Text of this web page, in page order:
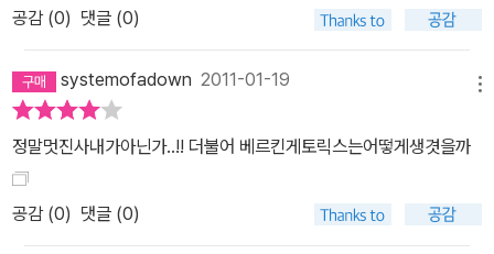
공감 (0) 댓글 (0)
systemofadown 2011-01-19
정말멋진사내가아닌가..!! 더불어 베르킨게토릭스는어떻게생겻을까
공감 (0) 댓글 (0)